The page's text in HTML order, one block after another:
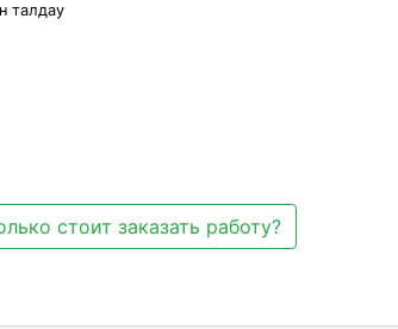
талдау
стоит заказать работу?